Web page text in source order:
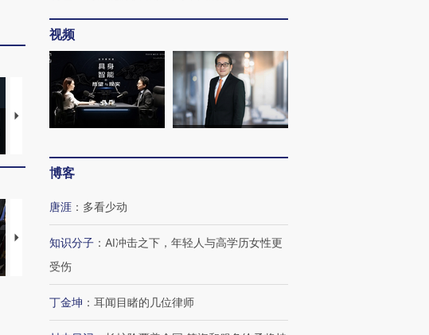
视线｜HYROX的吸金
术：是什么让中产们甘
马航飞行员跨国走私7万
粒摇头丸 尿检体内含3种
视线｜被称为“蟑螂”的印
度Z世代 用街头抗争将教
视线｜全球最热百城独占
视线｜不考竞赛的王虹、
视频
博客
唐涯 ： 多看少动
知识分子 ： AI冲击之下，年轻人与高学历女性更
受伤
丁金坤 ： 耳闻目睹的几位律师